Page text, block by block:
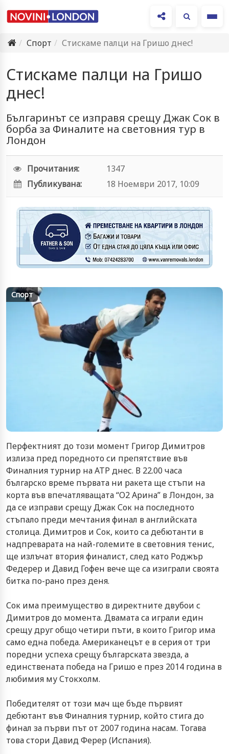
Спорт
Стискаме палци на Гришо днес!
Стискаме палци на Гришо
днес!
Българинът се изправя срещу Джак Сок в
борба за Финалите на световния тур в
Лондон
Прочитания:
1347
Публикувана:
18 Ноември 2017, 10:09
Спорт
Перфектният до този момент Григор Димитров
излиза пред поредното си препятствие във
Финалния турнир на ATP днес. В 22.00 часа
българско време първата ни ракета ще стъпи на
корта във впечатляващата “О2 Арина” в Лондон, за
да се изправи срещу Джак Сок на последното
стъпало преди мечтания финал в английската
столица. Димитров и Сок, които са дебютанти в
надпреварата на най-големите в световния тенис,
ще излъчат втория финалист, след като Роджър
Федерер и Давид Гофен вече ще са изиграли своята
битка по-рано през деня.
Сок има преимущество в директните двубои с
Димитров до момента. Двамата са играли един
срещу друг общо четири пъти, в които Григор има
само една победа. Американецът е в серия от три
поредни успеха срещу българската звезда, а
единствената победа на Гришо е през 2014 година в
любимия му Стокхолм.
Победителят от този мач ще бъде първият
дебютант във Финалния турнир, който стига до
финал за първи път от 2007 година насам. Тогава
това стори Давид Ферер (Испания).